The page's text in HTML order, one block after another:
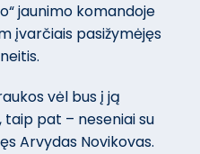
jaunimo komandoje
įvarčiais pasižymėjęs
vėl bus į ją
pat – neseniai su
Arvydas Novikovas.